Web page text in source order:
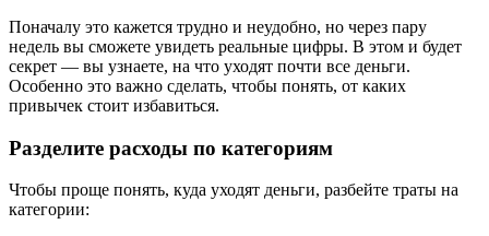
Поначалу это кажется трудно и неудобно, но через пару
недель вы сможете увидеть реальные цифры. В этом и будет
секрет — вы узнаете, на что уходят почти все деньги.
Особенно это важно сделать, чтобы понять, от каких
привычек стоит избавиться.
Разделите расходы по категориям
Чтобы проще понять, куда уходят деньги, разбейте траты на
категории: